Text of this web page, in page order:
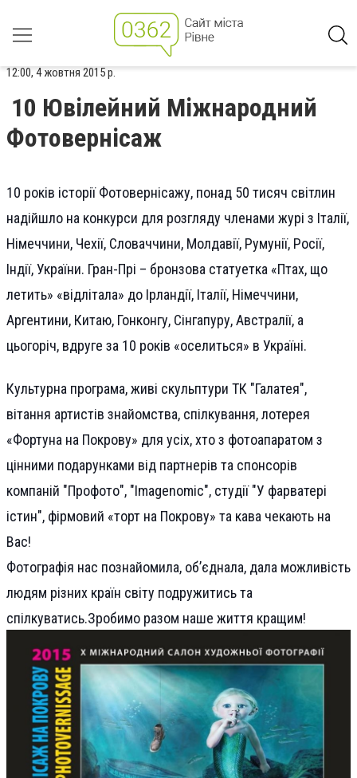
12:00, 4 жовтня 2015 р.
10 Ювілейний Міжнародний
Фотовернісаж
10 років історії Фотовернісажу, понад 50 тисяч світлин
надійшло на конкурси для розгляду членами журі з Італії,
Німеччини, Чехії, Словаччини, Молдавії, Румунії, Росії,
Індії, України. Гран-Прі – бронзова статуетка «Птах, що
летить» «відлітала» до Ірландії, Італії, Німеччини,
Аргентини, Китаю, Гонконгу, Сінгапуру, Австралії, а
цьогоріч, вдруге за 10 років «оселиться» в Україні.
Культурна програма,живі скульптури ТК "Галатея",
вітання артистів знайомства, спілкування, лотерея
«Фортуна на Покрову» для усіх, хто з фотоапаратом з
цінними подарунками від партнерів та спонсорів
компаній "Профото", "Imagenomic", студії "У фарватері
істин", фірмовий «торт на Покрову» та кава чекають на
Вас!
Фотографія нас познайомила, об’єднала, дала можливість
людям різних країн світу подружитись та
спілкуватись.Зробимо разом наше життя кращим!